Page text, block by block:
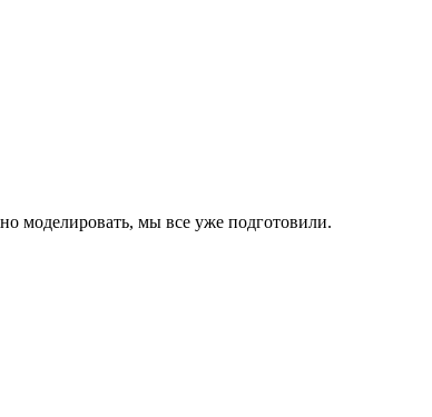
моделировать, мы все уже подготовили.